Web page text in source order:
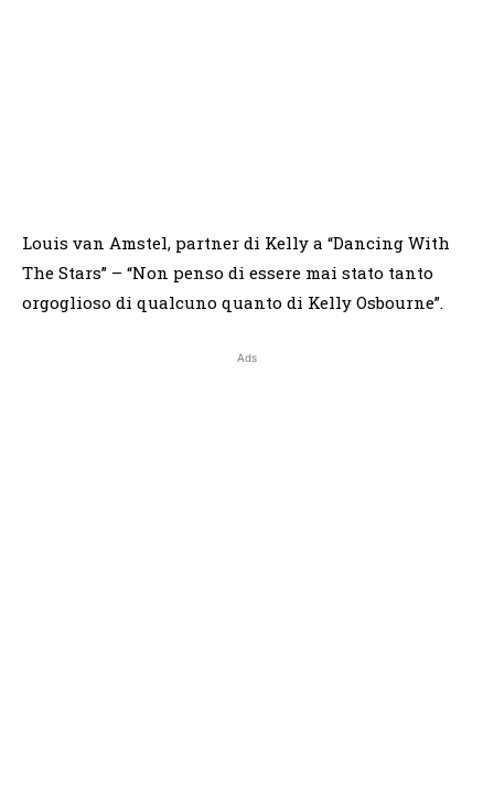
Louis van Amstel, partner di Kelly a “Dancing With
The Stars” – “Non penso di essere mai stato tanto
orgoglioso di qualcuno quanto di Kelly Osbourne”.
Ads